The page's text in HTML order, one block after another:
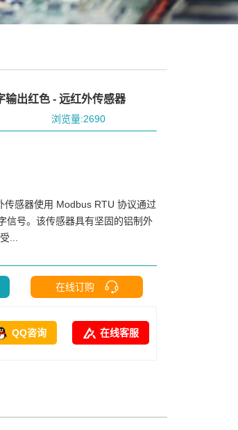
出红色 - 远红外传感器
浏览量:2690
传感器使用 Modbus RTU 协议通过
信号。该传感器具有坚固的铝制外
...
在线订购
QQ咨询 在线客服